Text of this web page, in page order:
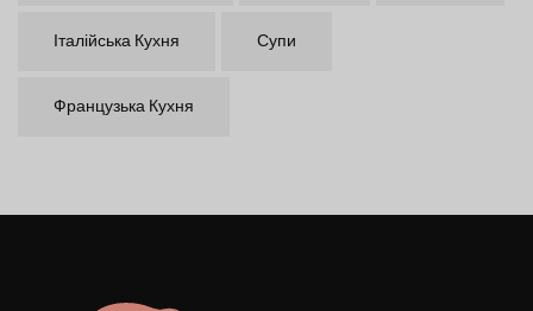
Італійська Кухня Супи
Французька Кухня